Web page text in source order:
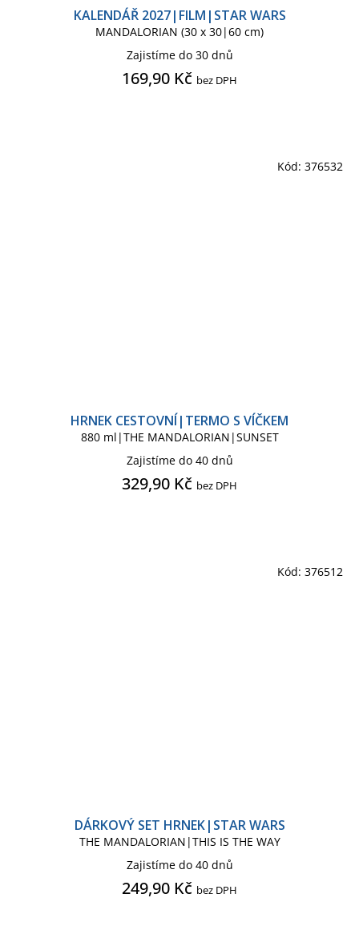
KALENDÁŘ 2027|FILM|STAR WARS
MANDALORIAN (30 x 30|60 cm)
Zajistíme do 30 dnů
169,90 Kč bez DPH
HRNEK CESTOVNÍ|TERMO S VÍČKEM
880 ml|THE MANDALORIAN|SUNSET
Zajistíme do 40 dnů
329,90 Kč bez DPH
Kód: 376532
DÁRKOVÝ SET HRNEK|STAR WARS
THE MANDALORIAN|THIS IS THE WAY
Zajistíme do 40 dnů
249,90 Kč bez DPH
Kód: 376512